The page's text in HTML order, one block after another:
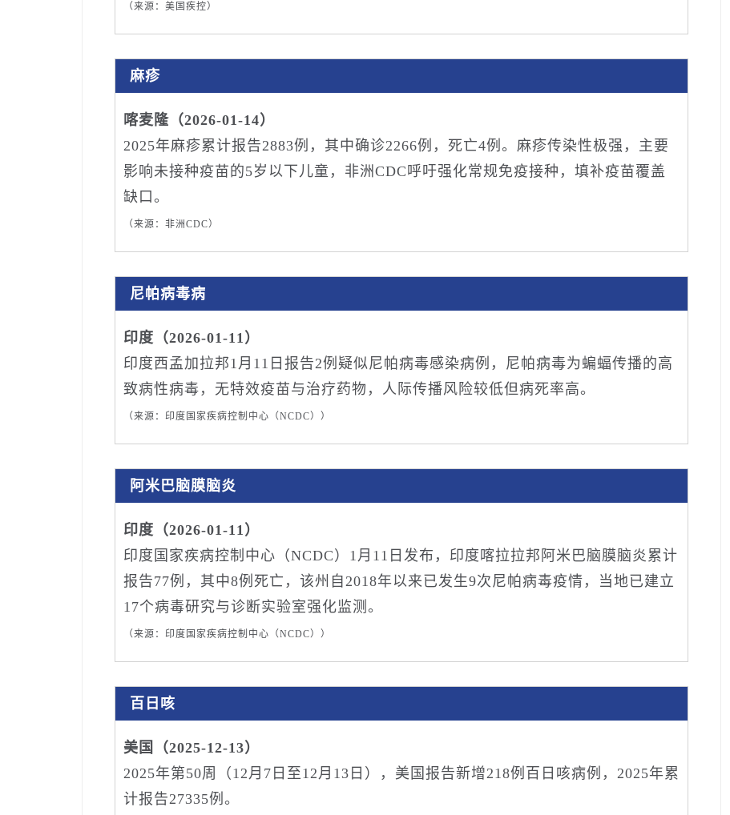
（来源：美国疾控）
麻疹
喀麦隆（2026-01-14）
2025年麻疹累计报告2883例，其中确诊2266例，死亡4例。麻疹传染性极强，主要
影响未接种疫苗的5岁以下儿童，非洲CDC呼吁强化常规免疫接种，填补疫苗覆盖
缺口。
（来源：非洲CDC）
尼帕病毒病
印度（2026-01-11）
印度西孟加拉邦1月11日报告2例疑似尼帕病毒感染病例，尼帕病毒为蝙蝠传播的高
致病性病毒，无特效疫苗与治疗药物，人际传播风险较低但病死率高。
（来源：印度国家疾病控制中心（NCDC））
阿米巴脑膜脑炎
印度（2026-01-11）
印度国家疾病控制中心（NCDC）1月11日发布，印度喀拉拉邦阿米巴脑膜脑炎累计
报告77例，其中8例死亡，该州自2018年以来已发生9次尼帕病毒疫情，当地已建立
17个病毒研究与诊断实验室强化监测。
（来源：印度国家疾病控制中心（NCDC））
百日咳
美国（2025-12-13）
2025年第50周（12月7日至12月13日），美国报告新增218例百日咳病例，2025年累
计报告27335例。